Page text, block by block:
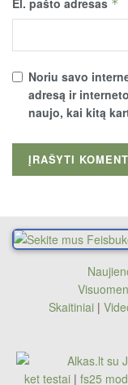
El. pašto adresas *
Noriu savo
adresą ir
naujo, kai kitą
Skaitiniai |
ket testai | fs25